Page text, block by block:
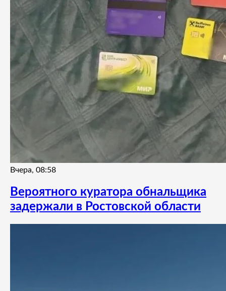
Вчера, 08:58
Вероятного куратора обнальщика
задержали в Ростовской области